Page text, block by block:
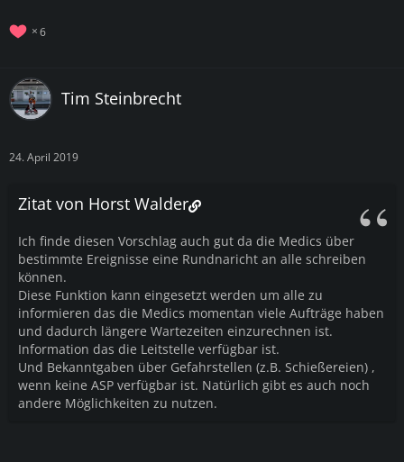
6
Tim Steinbrecht
24. April 2019
Zitat von Horst Walder
Ich finde diesen Vorschlag auch gut da die Medics über
bestimmte Ereignisse eine Rundnaricht an alle schreiben
können.
Diese Funktion kann eingesetzt werden um alle zu
informieren das die Medics momentan viele Aufträge haben
und dadurch längere Wartezeiten einzurechnen ist.
Information das die Leitstelle verfügbar ist.
Und Bekanntgaben über Gefahrstellen (z.B. Schießereien) ,
wenn keine ASP verfügbar ist. Natürlich gibt es auch noch
andere Möglichkeiten zu nutzen.